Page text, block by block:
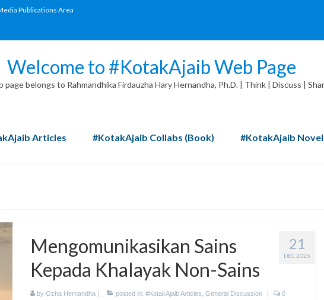
Publications Area
Welcome to #KotakAjaib Web Page
page belongs to Rahmandhika Firdauzha Hary Hernandha, Ph.D. | Think | Discuss |
Articles #KotakAjaib Collabs (Book) #KotakAjaib
21
DEC 2025
Mengomunikasikan Sains
Kepada Khalayak Non-Sains
by Ozha Hernandha| posted in: #KotakAjaib Articles General Discussion | 0